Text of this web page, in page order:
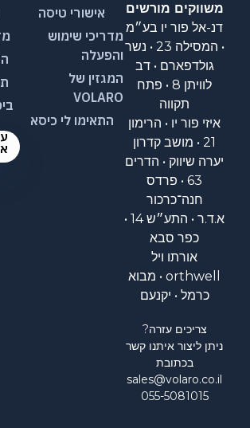
משווקים מורשים
דנ-אל פור יו בע״מ
• המסילה 23 • נשר
גולדפארם • דב
לוויתן 8 • פתח
תקווה
איזי פור יו • הרימון
21 • מושב קדרון
יערה שיווק • הדרים
63 • פרדס
חנה־כרכור
א.ד.ר • התע״ש 14 •
כפר סבא
אורתו ויל
orthwell • מבוא
כרמל • יקנעם
צריכים עזרה?
ניתן ליצור איתנו קשר
בכתובת
sales@volaro.co.il
055-5081015
אישורי טיסה
מדריכי שימוש
והפעלה
המגזין של
VOLARO
התאימו לי כיסא